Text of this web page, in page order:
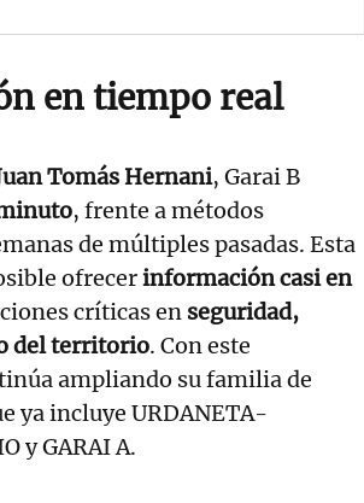
en tiempo real
Tomás Hernani, Garai B
, frente a métodos
de múltiples pasadas. Esta
ofrecerinformación casi en
críticas en seguridad,
del territorio. Con este
ampliando su familia de
ya incluye URDANETA-
y GARAI A.